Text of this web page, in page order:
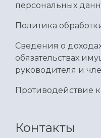
персональных
Политика
Сведения о
обязательствах
руководителя и
Противодействие
Контакты